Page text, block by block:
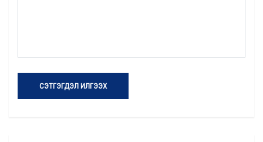
СЭТГЭГДЭЛ ИЛГЭЭХ